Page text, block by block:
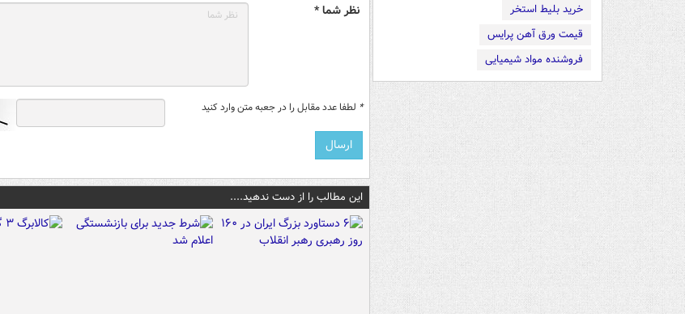
خرید بلیط استخر
قیمت ورق آهن پرایس
فروشنده مواد شیمیایی
نظر شما *
* لطفا عدد مقابل را در جعبه متن وارد کنید
این مطالب را از دست ندهید....